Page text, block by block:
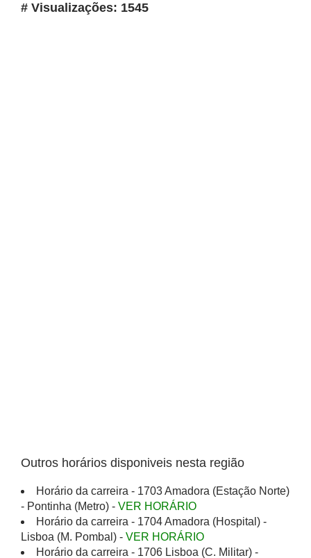
# Visualizações: 1545
Outros horários disponiveis nesta região
Horário da carreira - 1703 Amadora (Estação Norte)
- Pontinha (Metro) - VER HORÁRIO
Horário da carreira - 1704 Amadora (Hospital) -
Lisboa (M. Pombal) - VER HORÁRIO
Horário da carreira - 1706 Lisboa (C. Militar) -